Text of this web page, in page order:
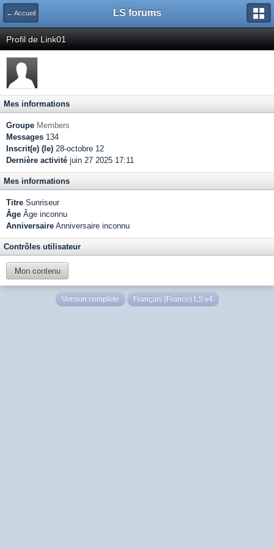
← Accueil LS forums
Profil de Link01
Mes informations
Groupe Members
Messages 134
Inscrit(e) (le) 28-octobre 12
Dernière activité juin 27 2025 17:11
Mes informations
Titre Sunriseur
Âge Âge inconnu
Anniversaire Anniversaire inconnu
Contrôles utilisateur
Mon contenu
Version complète Français (France) LS v4